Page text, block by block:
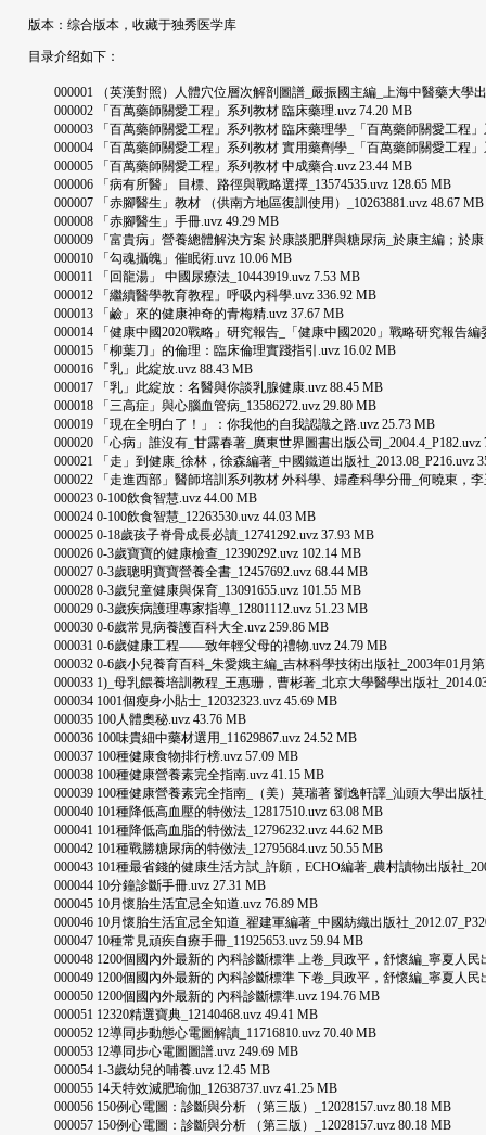
版本：综合版本，收藏于独秀医学库
目录介绍如下：
000001 （英漢對照）人體穴位層次解剖圖譜_嚴振國主編_上海中醫藥大學出
000002 「百萬藥師關愛工程」系列教材 臨床藥理.uvz 74.20 MB
000003 「百萬藥師關愛工程」系列教材 臨床藥理學_「百萬藥師關愛工程」
000004 「百萬藥師關愛工程」系列教材 實用藥劑學_「百萬藥師關愛工程」
000005 「百萬藥師關愛工程」系列教材 中成藥合.uvz 23.44 MB
000006 「病有所醫」 目標、路徑與戰略選擇_13574535.uvz 128.65 MB
000007 「赤腳醫生」教材 （供南方地區復訓使用）_10263881.uvz 48.67 MB
000008 「赤腳醫生」手冊.uvz 49.29 MB
000009 「富貴病」營養總體解決方案 於康談肥胖與糖尿病_於康主編；於康
000010 「勾魂攝魄」催眠術.uvz 10.06 MB
000011 「回龍湯」 中國尿療法_10443919.uvz 7.53 MB
000012 「繼續醫學教育教程」呼吸內科學.uvz 336.92 MB
000013 「鹼」來的健康神奇的青梅精.uvz 37.67 MB
000014 「健康中國2020戰略」研究報告_「健康中國2020」戰略研究報告編
000015 「柳葉刀」的倫理：臨床倫理實踐指引.uvz 16.02 MB
000016 「乳」此綻放.uvz 88.43 MB
000017 「乳」此綻放：名醫與你談乳腺健康.uvz 88.45 MB
000018 「三高症」與心腦血管病_13586272.uvz 29.80 MB
000019 「現在全明白了！」：你我他的自我認識之路.uvz 25.73 MB
000020 「心病」誰沒有_甘露春著_廣東世界圖書出版公司_2004.4_P182.uvz
000021 「走」到健康_徐林，徐森編著_中國鐵道出版社_2013.08_P216.uvz
000022 「走進西部」醫師培訓系列教材 外科學、婦產科學分冊_何曉東，李
000023 0-100飲食智慧.uvz 44.00 MB
000024 0-100飲食智慧_12263530.uvz 44.03 MB
000025 0-18歲孩子脊骨成長必讀_12741292.uvz 37.93 MB
000026 0-3歲寶寶的健康檢查_12390292.uvz 102.14 MB
000027 0-3歲聰明寶寶營養全書_12457692.uvz 68.44 MB
000028 0-3歲兒童健康與保育_13091655.uvz 101.55 MB
000029 0-3歲疾病護理專家指導_12801112.uvz 51.23 MB
000030 0-6歲常見病養護百科大全.uvz 259.86 MB
000031 0-6歲健康工程——致年輕父母的禮物.uvz 24.79 MB
000032 0-6歲小兒養育百科_朱愛娥主編_吉林科學技術出版社_2003年01月第
000033 1)_母乳餵養培訓教程_王惠珊，曹彬著_北京大學醫學出版社
000034 1001個瘦身小貼士_12032323.uvz 45.69 MB
000035 100人體奧秘.uvz 43.76 MB
000036 100味貴細中藥材選用_11629867.uvz 24.52 MB
000037 100種健康食物排行榜.uvz 57.09 MB
000038 100種健康營養素完全指南.uvz 41.15 MB
000039 100種健康營養素完全指南_（美）莫瑞著 劉逸軒譯_汕頭大學出版社
000040 101種降低高血壓的特傚法_12817510.uvz 63.08 MB
000041 101種降低高血脂的特傚法_12796232.uvz 44.62 MB
000042 101種戰勝糖尿病的特傚法_12795684.uvz 50.55 MB
000043 101種最省錢的健康生活方試_許願，ECHO編著_農村讀物出版社
000044 10分鐘診斷手冊.uvz 27.31 MB
000045 10月懷胎生活宜忌全知道.uvz 76.89 MB
000046 10月懷胎生活宜忌全知道_翟建軍編著_中國紡織出版社
000047 10種常見頑疾自療手冊_11925653.uvz 59.94 MB
000048 1200個國內外最新的 內科診斷標準 上卷_貝政平，舒懷編_寧夏人民
000049 1200個國內外最新的 內科診斷標準 下卷_貝政平，舒懷編_寧夏人民
000050 1200個國內外最新的 內科診斷標準.uvz 194.76 MB
000051 12320精選寶典_12140468.uvz 49.41 MB
000052 12導同步動態心電圖解讀_11716810.uvz 70.40 MB
000053 12導同步心電圖圖譜.uvz 249.69 MB
000054 1-3歲幼兒的哺養.uvz 12.45 MB
000055 14天特效減肥瑜伽_12638737.uvz 41.25 MB
000056 150例心電圖：診斷與分析 （第三版）_12028157.uvz 80.18 MB
000057 150例心電圖：診斷與分析 （第三版）_12028157.uvz 80.18 MB